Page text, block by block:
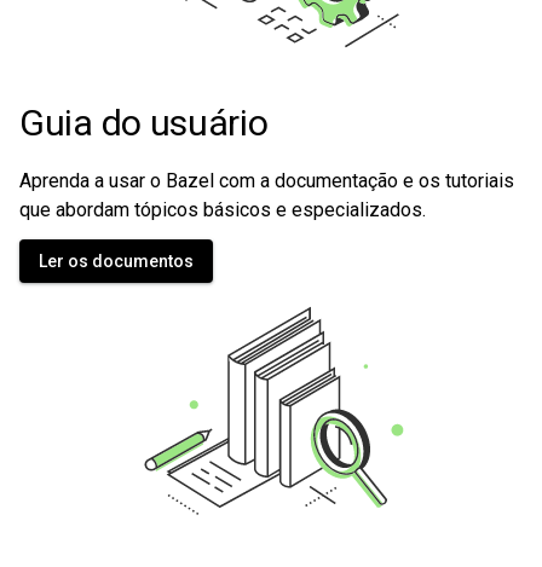
Guia do usuário
Aprenda a usar o Bazel com a documentação e os tutoriais
que abordam tópicos básicos e especializados.
Ler os documentos